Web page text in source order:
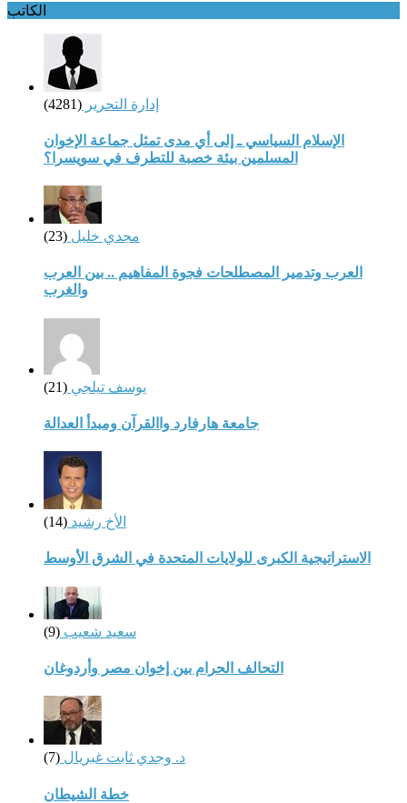
الكاتب
إدارة التحرير (4281)
الإسلام السياسي ـ إلى أي مدى تمثل جماعة الإخوان
المسلمين بيئة خصبة للتطرف في سويسرا؟
مجدي خليل (23)
العرب وتدمير المصطلحات فجوة المفاهيم .. بين العرب
والغرب
يوسف تيلجي (21)
جامعة هارفارد واالقرآن ومبدأ العدالة
الأخ رشيد (14)
الاستراتيجية الكبرى للولايات المتحدة في الشرق الأوسط
سعيد شعيب (9)
التحالف الحرام بين إخوان مصر وأردوغان
د. وجدي ثابت غبريال (7)
خطة الشيطان